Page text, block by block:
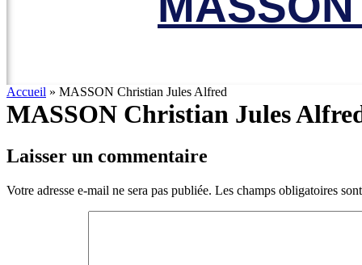
Accueil » MASSON Christian Jules Alfred
MASSON Christian Jules
Laisser un commentaire
Votre adresse e-mail ne sera pas publiée. Les champs obligatoires